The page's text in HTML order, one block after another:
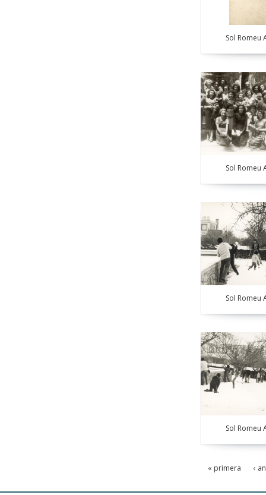
Sol Romeu
Sol Romeu
Sol Romeu
Sol Romeu
« primera ‹